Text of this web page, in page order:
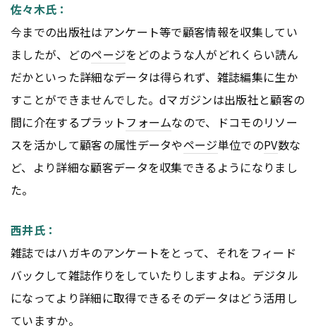
佐々木氏：
今までの出版社はアンケート等で顧客情報を収集してい
ましたが、どのページをどのような人がどれくらい読ん
だかといった詳細なデータは得られず、雑誌編集に生か
すことができませんでした。dマガジンは出版社と顧客の
間に介在するプラットフォームなので、ドコモのリソー
スを活かして顧客の属性データやページ単位でのPV数な
ど、より詳細な顧客データを収集できるようになりまし
た。
西井氏：
雑誌ではハガキのアンケートをとって、それをフィード
バックして雑誌作りをしていたりしますよね。デジタル
になってより詳細に取得できるそのデータはどう活用し
ていますか。